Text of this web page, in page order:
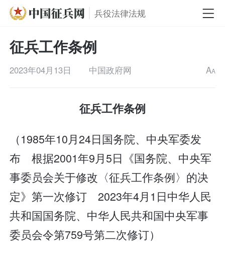
兵役法律法规
征兵工作条例
2023年04月13日 中国政府网 AA
征兵工作条例
（1985年10月24日国务院、中央军委发
布 根据2001年9月5日《国务院、中央军
事委员会关于修改〈征兵工作条例〉的决
定》第一次修订 2023年4月1日中华人民
共和国国务院、中华人民共和国中央军事
委员会令第759号第二次修订）